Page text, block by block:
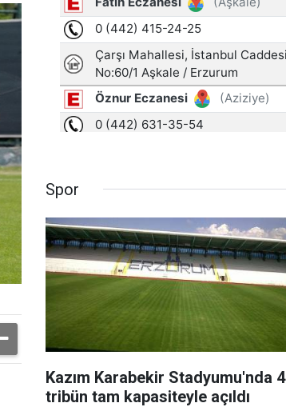
Spor
Kazım Karabekir Stadyumu'nda 4
tribün tam kapasiteyle açıldı